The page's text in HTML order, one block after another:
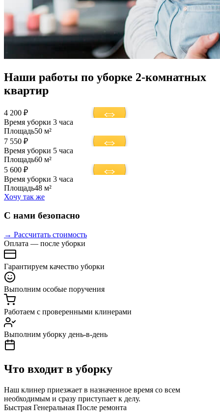
Наши работы по уборке 2-комнатных
квартир
4 200 ₽
Время уборки 3 часа
Площадь50 м²
7 550 ₽
Время уборки 5 часа
Площадь60 м²
5 600 ₽
Время уборки 3 часа
Площадь48 м²
Хочу так же
С нами безопасно
→ Рассчитать стоимость
Оплата — после уборки
Гарантируем качество уборки
Выполним особые поручения
Работаем с проверенными клинерами
Выполним уборку день-в-день
Что входит в уборку
Наш клинер приезжает в назначенное время со всем
необходимым и сразу приступает к делу.
Быстрая Генеральная После ремонта